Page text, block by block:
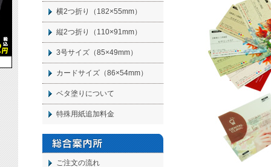
横2つ折り（182×55mm）
縦2つ折り（110×91mm）
3号サイズ（85×49mm）
カードサイズ（86×54mm）
ベタ塗りについて
特殊用紙追加料金
ご注文の流れ